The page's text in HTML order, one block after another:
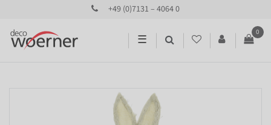
+49 (0)7131 – 4064 0
☰
0